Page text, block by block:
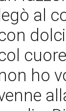
legò al
ho